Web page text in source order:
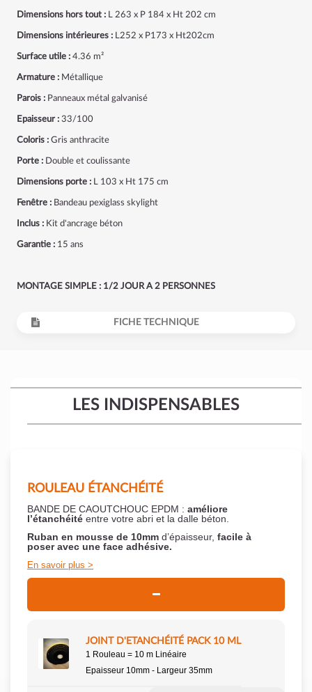
Dimensions hors tout : L 263 x P 184 x Ht 202 cm
Dimensions intérieures : L252 x P173 x Ht202cm
Surface utile : 4.36 m²
Armature : Métallique
Parois : Panneaux métal galvanisé
Epaisseur : 33/100
Coloris : Gris anthracite
Porte : Double et coulissante
Dimensions porte : L 103 x Ht 175 cm
Fenêtre : Bandeau pexiglass skylight
Inclus : Kit d'ancrage béton
Garantie : 15 ans
MONTAGE SIMPLE : 1/2 JOUR A 2 PERSONNES
FICHE TECHNIQUE
LES INDISPENSABLES
ROULEAU ÉTANCHÉITÉ
BANDE DE CAOUTCHOUC EPDM : améliore
l’étanchéité entre votre abri et la dalle béton.
Ruban en mousse de 10mm d’épaisseur, facile à
poser avec une face adhésive.
En savoir plus
JOINT D'ETANCHÉITÉ PACK 10 ML
1 Rouleau = 10 m Linéaire
Epaisseur 10mm - Largeur 35mm